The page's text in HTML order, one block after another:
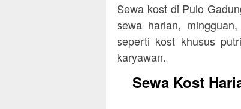
Sewa kost di Pulo
sewa harian,
seperti kost khusus
karyawan.
Sewa Kost